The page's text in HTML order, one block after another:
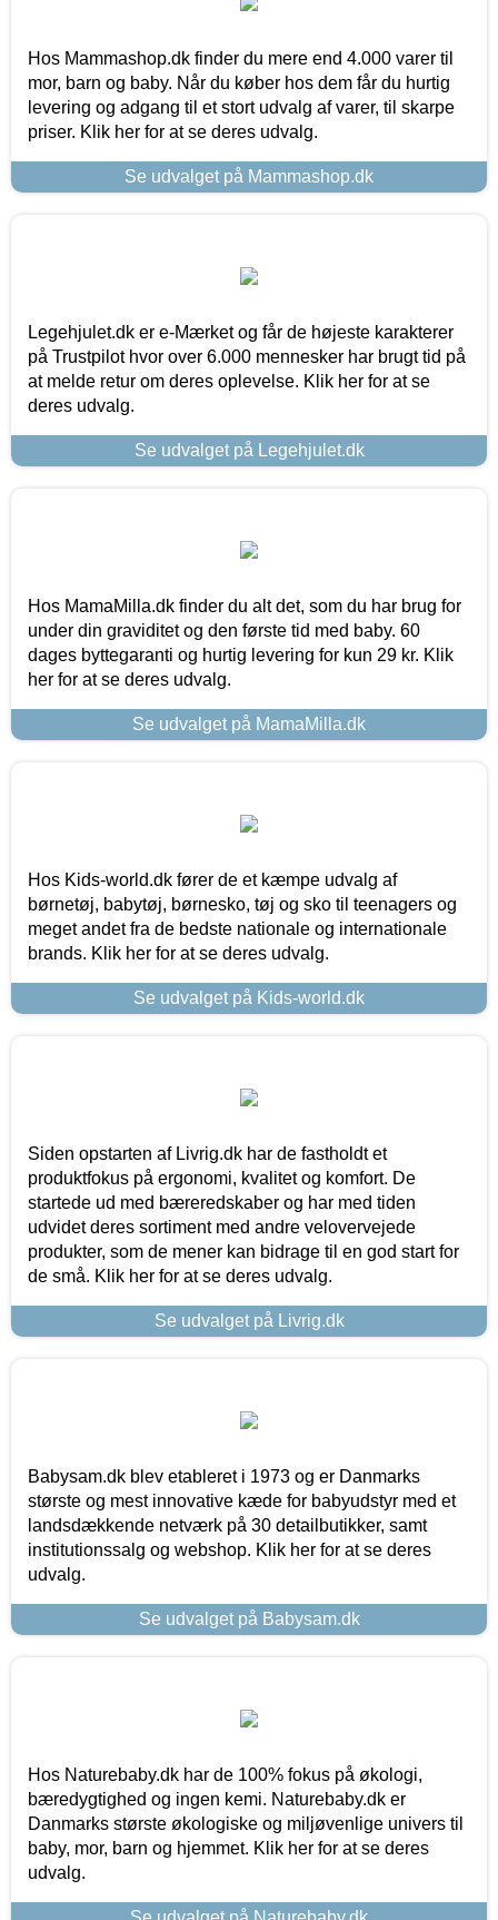
Hos Mammashop.dk finder du mere end 4.000 varer til
mor, barn og baby. Når du køber hos dem får du hurtig
levering og adgang til et stort udvalg af varer, til skarpe
priser. Klik her for at se deres udvalg.
Se udvalget på Mammashop.dk
Legehjulet.dk er e-Mærket og får de højeste karakterer
på Trustpilot hvor over 6.000 mennesker har brugt tid på
at melde retur om deres oplevelse. Klik her for at se
deres udvalg.
Se udvalget på Legehjulet.dk
Hos MamaMilla.dk finder du alt det, som du har brug for
under din graviditet og den første tid med baby. 60
dages byttegaranti og hurtig levering for kun 29 kr. Klik
her for at se deres udvalg.
Se udvalget på MamaMilla.dk
Hos Kids-world.dk fører de et kæmpe udvalg af
børnetøj, babytøj, børnesko, tøj og sko til teenagers og
meget andet fra de bedste nationale og internationale
brands. Klik her for at se deres udvalg.
Se udvalget på Kids-world.dk
Siden opstarten af Livrig.dk har de fastholdt et
produktfokus på ergonomi, kvalitet og komfort. De
startede ud med bæreredskaber og har med tiden
udvidet deres sortiment med andre velovervejede
produkter, som de mener kan bidrage til en god start for
de små. Klik her for at se deres udvalg.
Se udvalget på Livrig.dk
Babysam.dk blev etableret i 1973 og er Danmarks
største og mest innovative kæde for babyudstyr med et
landsdækkende netværk på 30 detailbutikker, samt
institutionssalg og webshop. Klik her for at se deres
udvalg.
Se udvalget på Babysam.dk
Hos Naturebaby.dk har de 100% fokus på økologi,
bæredygtighed og ingen kemi. Naturebaby.dk er
Danmarks største økologiske og miljøvenlige univers til
baby, mor, barn og hjemmet. Klik her for at se deres
udvalg.